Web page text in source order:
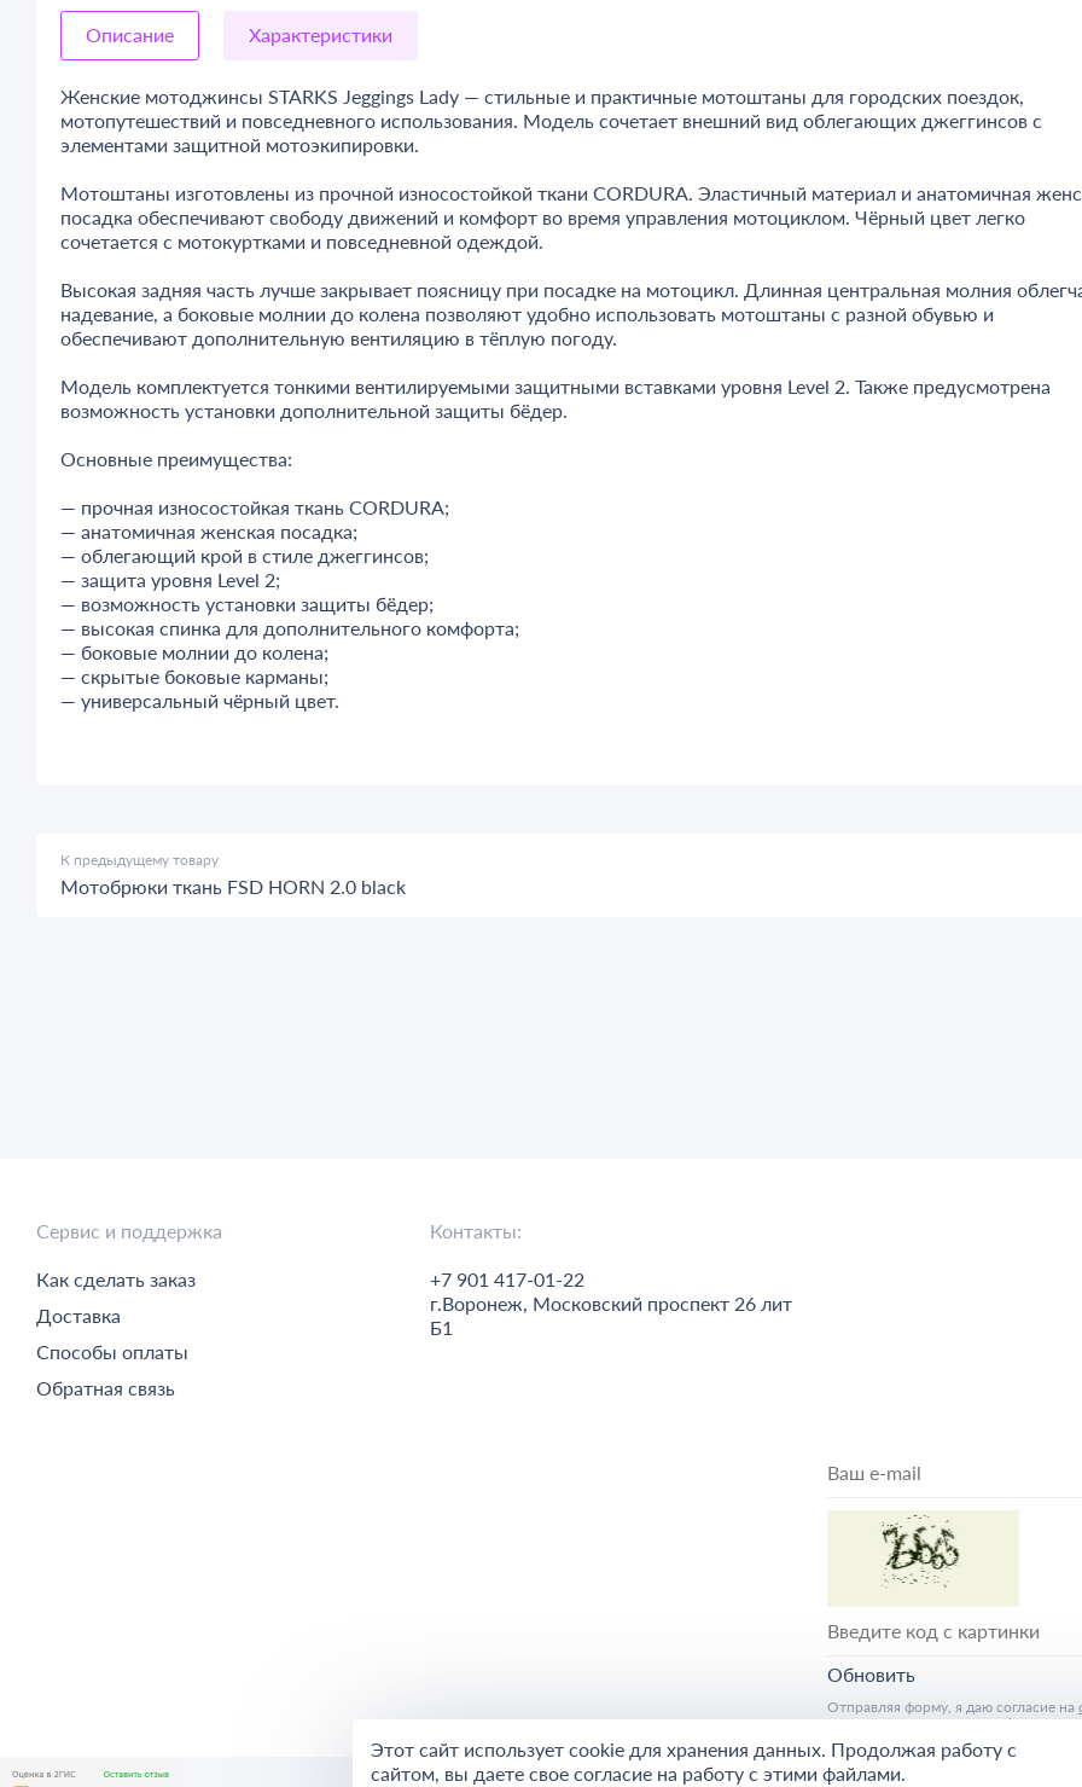
Описание Характеристики
Женские мотоджинсы STARKS Jeggings Lady — стильные и практичные мотоштаны для городских поездок,
мотопутешествий и повседневного использования. Модель сочетает внешний вид облегающих джеггинсов с
элементами защитной мотоэкипировки.
Мотоштаны изготовлены из прочной износостойкой ткани CORDURA. Эластичный материал и анатомичная
посадка обеспечивают свободу движений и комфорт во время управления мотоциклом. Чёрный цвет легко
сочетается с мотокуртками и повседневной одеждой.
Высокая задняя часть лучше закрывает поясницу при посадке на мотоцикл. Длинная центральная молния
надевание, а боковые молнии до колена позволяют удобно использовать мотоштаны с разной обувью и
обеспечивают дополнительную вентиляцию в тёплую погоду.
Модель комплектуется тонкими вентилируемыми защитными вставками уровня Level 2. Также предусмотрена
возможность установки дополнительной защиты бёдер.
Основные преимущества:
— прочная износостойкая ткань CORDURA;
— анатомичная женская посадка;
— облегающий крой в стиле джеггинсов;
— защита уровня Level 2;
— возможность установки защиты бёдер;
— высокая спинка для дополнительного комфорта;
— боковые молнии до колена;
— скрытые боковые карманы;
— универсальный чёрный цвет.
К предыдущему товару
Мотобрюки ткань FSD HORN 2.0 black
Сервис и поддержка
Как сделать заказ
Доставка
Способы оплаты
Обратная связь
Контакты:
+7 901 417-01-22
г.Воронеж, Московский проспект 26 лит
Б1
Обновить
Отправляя форму, я даю согласие на
конфиденциальности google
с
Этот сайт использует cookie для хранения данных. Продолжая работу с
сайтом, вы даете свое согласие на работу с этими файлами.